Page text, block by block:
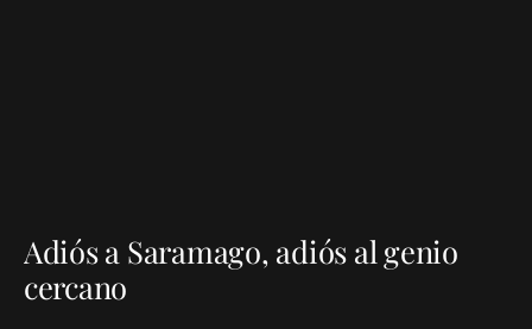
Adiós a Saramago, adiós al genio
cercano